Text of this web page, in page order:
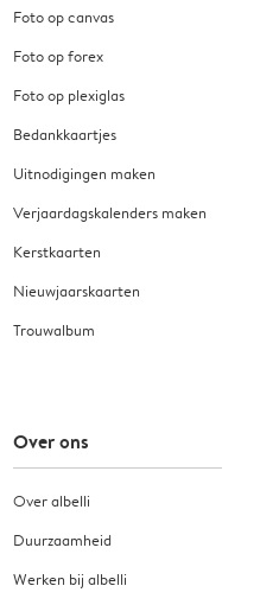
Foto op canvas
Foto op forex
Foto op plexiglas
Bedankkaartjes
Uitnodigingen maken
Verjaardagskalenders maken
Kerstkaarten
Nieuwjaarskaarten
Trouwalbum
Over ons
Over albelli
Duurzaamheid
Werken bij albelli